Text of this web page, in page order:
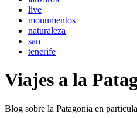
live
monumentos
naturaleza
san
tenerife
Viajes a la
Blog sobre la Patagonia en